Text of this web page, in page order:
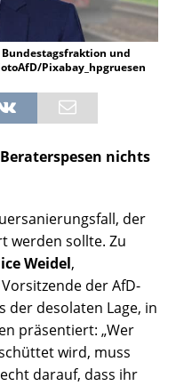
und
Pixabay_hpgruesen
nichts
der
werden sollte. Zu
Weidel,
der AfD-
der desolaten Lage, in
präsentiert: „Wer
wird, muss
darauf, dass ihr